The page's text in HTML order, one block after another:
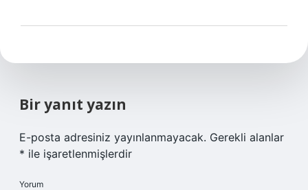
Bir yanıt yazın
E-posta adresiniz yayınlanmayacak. Gerekli alanlar
* ile işaretlenmişlerdir
Yorum